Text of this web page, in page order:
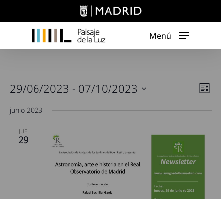
Menú
Lista
29/06/2023 - 07/10/2023
fecha.
junio 2023
JUE
29